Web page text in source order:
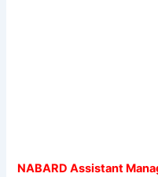
NABARD Assistant